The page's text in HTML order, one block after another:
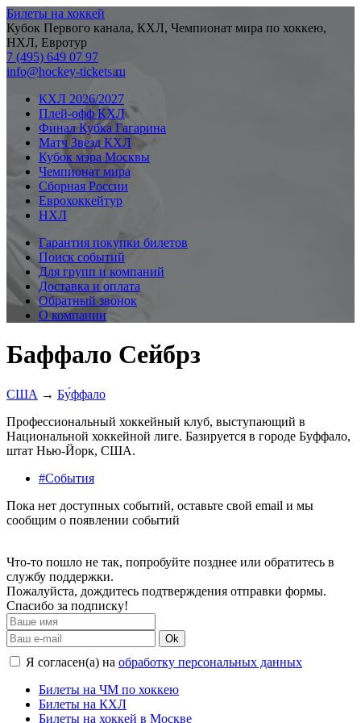
Билеты на хоккей
Кубок Первого канала, КХЛ, Чемпионат мира по хоккею,
НХЛ, Евротур
7 (495) 649 07 97
info@hockey-tickets.ru
КХЛ 2026/2027
Плей-офф КХЛ
Финал Кубка Гагарина
Матч Звезд КХЛ
Кубок мэра Москвы
Чемпионат мира
Сборная России
Еврохоккейтур
НХЛ
Гарантия покупки билетов
Поиск событий
Для групп и компаний
Доставка и оплата
Обратный звонок
О компании
Баффало Сейбрз
США → Бу́ффало
Профессиональный хоккейный клуб, выступающий в
Национальной хоккейной лиге. Базируется в городе Буффало,
штат Нью-Йорк, США.
#События
Пока нет доступных событий, оставьте свой email и мы
сообщим о появлении событий
Что-то пошло не так, попробуйте позднее или обратитесь в
службу поддержки.
Пожалуйста, дождитесь подтверждения отправки формы.
Спасибо за подписку!
Ok
Я согласен(а) на обработку персональных данных
Билеты на ЧМ по хоккею
Билеты на КХЛ
Билеты на хоккей в Москве